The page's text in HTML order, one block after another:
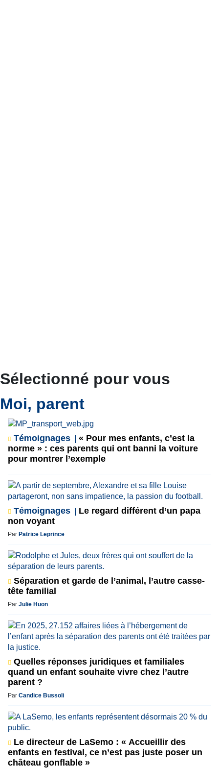
Sélectionné pour vous
Moi, parent
Témoignages
« Pour mes enfants, c’est la
norme » : ces parents qui ont banni la voiture
pour montrer l’exemple
Témoignages
Le regard différent d’un papa
non voyant
Par Patrice Leprince
Séparation et garde de l’animal, l’autre casse-
tête familial
Par Julie Huon
Quelles réponses juridiques et familiales
quand un enfant souhaite vivre chez l’autre
parent ?
Par Candice Bussoli
Le directeur de LaSemo : « Accueillir des
enfants en festival, ce n’est pas juste poser un
château gonflable »